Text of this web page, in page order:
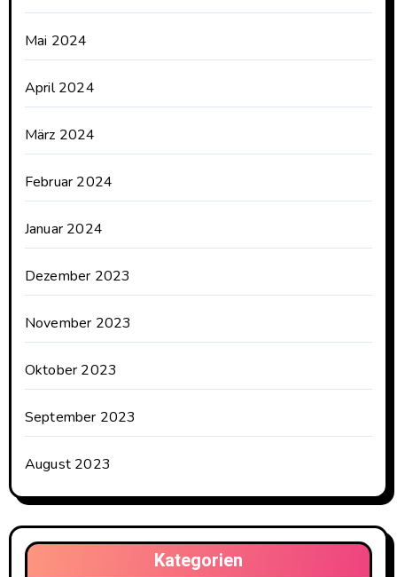
Mai 2024
April 2024
März 2024
Februar 2024
Januar 2024
Dezember 2023
November 2023
Oktober 2023
September 2023
August 2023
Kategorien